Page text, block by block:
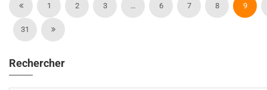
1 2 3 … 6 7 8 9
31
Rechercher